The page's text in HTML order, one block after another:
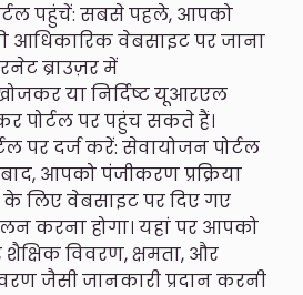
पहुंचें: सबसे पहले, आपको
आधिकारिक वेबसाइट पर जाना
ब्राउज़र में
या निर्दिष्ट यूआरएल
पोर्टल पर पहुंच सकते हैं।
पर दर्ज करें: सेवायोजन पोर्टल
आपको पंजीकरण प्रक्रिया
लिए वेबसाइट पर दिए गए
करना होगा। यहां पर आपको
विवरण, क्षमता, और
जैसी जानकारी प्रदान करनी